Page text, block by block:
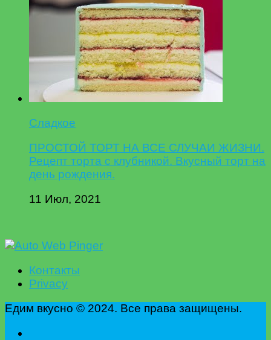
Сладкое
ПРОСТОЙ ТОРТ НА ВСЕ СЛУЧАИ ЖИЗНИ.
Рецепт торта с клубникой. Вкусный торт на
день рождения.
11 Июл, 2021
Контакты
Privacy
Едим вкусно © 2024. Все права защищены.